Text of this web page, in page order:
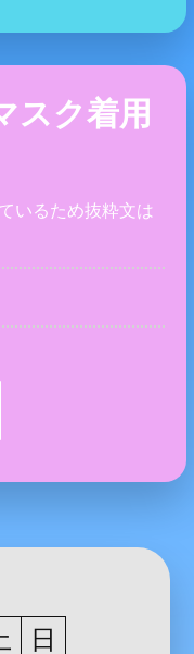
スク着用
いるため抜粋文は
日